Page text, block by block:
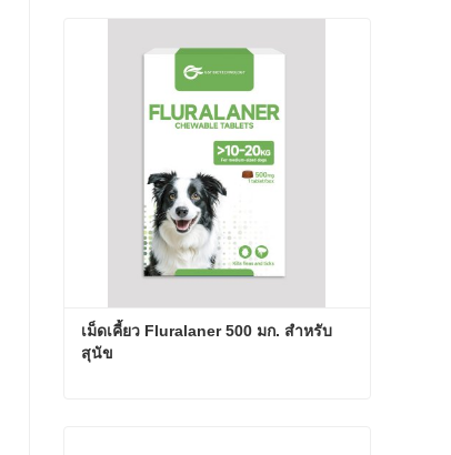
เม็ดเคี้ยว Fluralaner 500 มก. สำหรับ
สุนัข